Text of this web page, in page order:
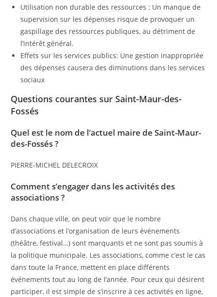
Utilisation non durable des ressources : Un manque de
supervision sur les dépenses risque de provoquer un
gaspillage des ressources publiques, au détriment de
l’intérêt général.
Effets sur les services publics: Une gestion inappropriée
des dépenses causera des diminutions dans les services
sociaux
Questions courantes sur Saint-Maur-des-
Fossés
Quel est le nom de l’actuel maire de Saint-Maur-
des-Fossés ?
PIERRE-MICHEL DELECROIX
Comment s’engager dans les activités des
associations ?
Dans chaque ville, on peut voir que le nombre
d’associations et l’organisation de leurs événements
(théâtre, festival…) sont marquants et ne sont pas soumis à
la politique municipale. Les associations, comme c’est le cas
dans toute la France, mettent en place différents
événements tout au long de l’année. Pour ceux qui désirent
participer, il est simple de s’inscrire à ces activités en ligne,